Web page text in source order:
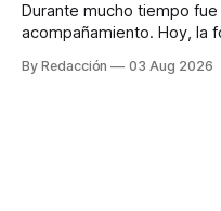
Durante mucho tiempo
acompañamiento. Hoy, la
artesanal, ingredientes de
By Redacción 03 Aug 2026